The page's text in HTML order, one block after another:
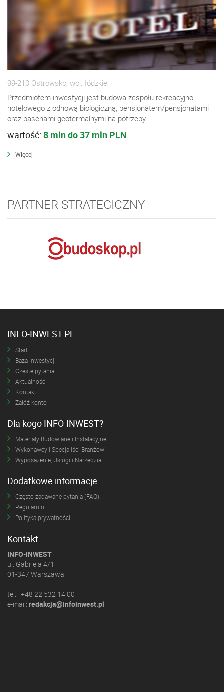
99-210 Ostrowsko, woj. łódzkie
Przedmiotem inwestycji jest budowa zespołu rekreacyjno -
hotelowego z odnową biologiczną, pensjonatem/pensjonatami
oraz basenami geotermalnymi na potrzeby...
wartość: 8 mln do 37 mln PLN
Więcej
PARTNER STRATEGICZNY
INFO-INWEST.PL
Start
Baza inwestycji
Częste pytania
Aktualności
Kontakt
Załóż konto
Dla kogo INFO-INWEST?
Materiały Budowlane i Instalacyjne
Wykonawcy i Specjaliści Branżowi
Wyposażenie, Usługi i Narzędzia
Dodatkowe informacje
Często zadawane pytania (FAQ)
Regulamin
Polityka prywatności
Kontakt
INFO-INWEST
ul. Gabriela 4/1
01-347 Warszawa
tel. +48 22 532 14 00
e-mail: redakcja@infoinwest.pl